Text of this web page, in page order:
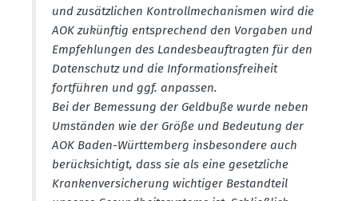
und zusätz­lichen Kontroll­me­cha­nismen wird die
AOK zukünftig entspre­chend den Vorgaben und
Empfeh­lungen des Landes­be­auf­tragten für den
Daten­schutz und die Infor­ma­ti­ons­freiheit
fortführen und ggf. anpassen.
Bei der Bemessung der Geldbuße wurde neben
Umständen wie der Größe und Bedeutung der
AOK Baden-Württemberg insbe­sondere auch
berück­sichtigt, dass sie als eine gesetz­liche
Kranken­ver­si­cherung wichtiger Bestandteil